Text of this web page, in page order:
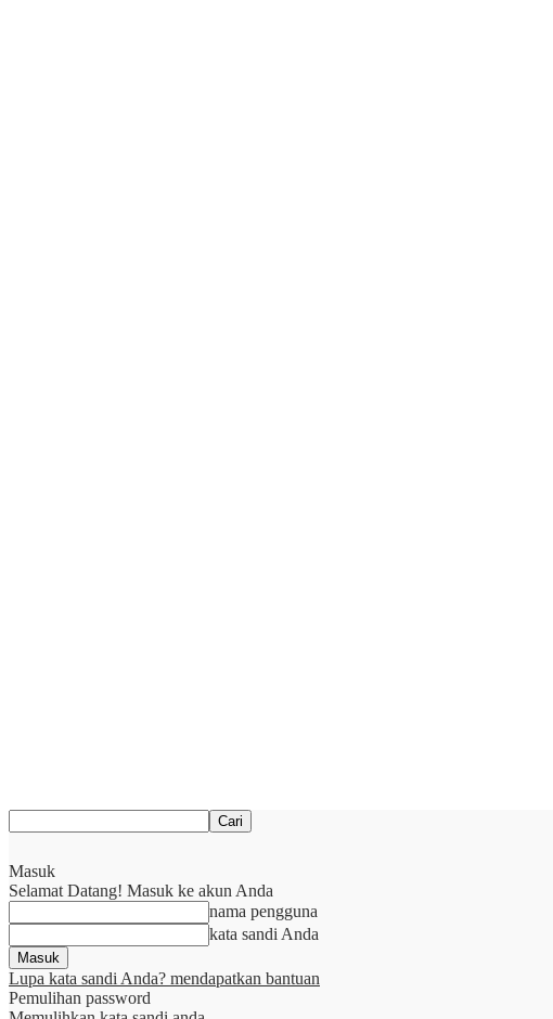
Masuk
Selamat Datang! Masuk ke akun Anda
nama pengguna
kata sandi Anda
Lupa kata sandi Anda? mendapatkan bantuan
Pemulihan password